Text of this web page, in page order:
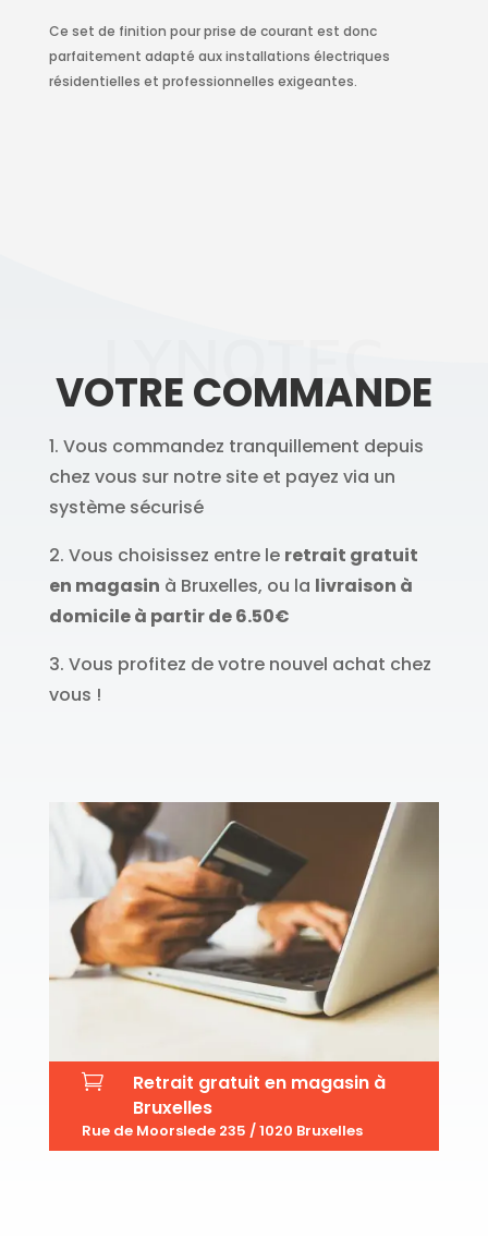
Ce set de finition pour prise de courant est donc
parfaitement adapté aux installations électriques
résidentielles et professionnelles exigeantes.
LYNOTEC
VOTRE COMMANDE
1. Vous commandez tranquillement depuis
chez vous sur notre site et payez via un
système sécurisé
2. Vous choisissez entre le retrait gratuit
en magasin à Bruxelles, ou la livraison à
domicile à partir de 6.50€
3. Vous profitez de votre nouvel achat chez
vous !

Retrait gratuit en magasin à
Bruxelles
Rue de Moorslede 235 / 1020 Bruxelles